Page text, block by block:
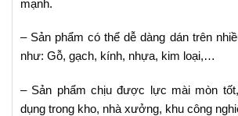
mạnh.
– Sản phẩm có thể dễ dàng dán trên
như: Gỗ, gạch, kính, nhựa, kim loại,…
– Sản phẩm chịu được lực mài mòn
dụng trong kho, nhà xưởng, khu công